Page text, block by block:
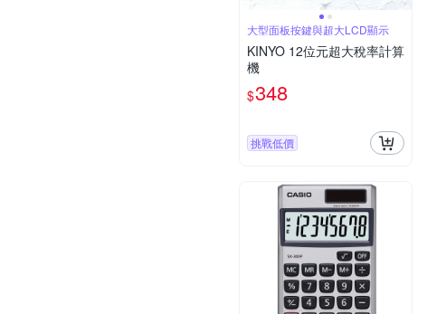
大型面板按鍵與超大LCD顯示
KINYO 12位元超大稅率計算
機
$348
挑戰低價